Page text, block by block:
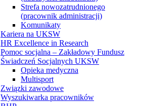
Strefa nowozatrudnionego
(pracownik administracji)
Komunikaty
Kariera na UKSW
HR Excellence in Research
Pomoc socjalna – Zakładowy Fundusz
Świadczeń Socjalnych UKSW
Opieka medyczna
Multisport
Związki zawodowe
Wyszukiwarka pracowników